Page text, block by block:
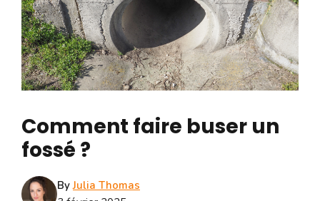
Comment faire buser un
fossé ?
ByJulia Thomas